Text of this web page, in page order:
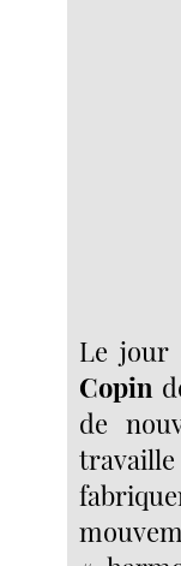
Le jour
Copin
de